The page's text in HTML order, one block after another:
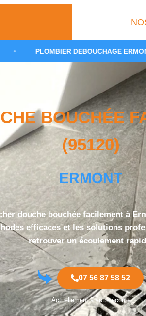
DÉBOUCHAGE ERMONT •
BOUCHÉE
(95120)
ERMONT
douche bouchée facilement à
efficaces et les solutions
retrouver un écoulement
07 56 87 58 52
Actuellement à votre écoute